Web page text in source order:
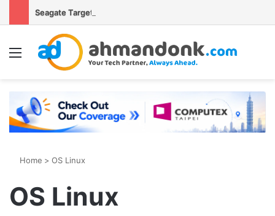
Menu
Home > OS Linux
OS Linux